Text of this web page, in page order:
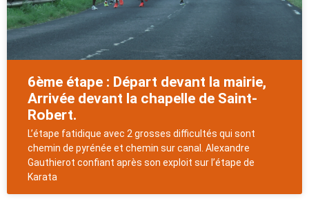
6ème étape : Départ devant la mairie,
Arrivée devant la chapelle de Saint-
Robert.
L’étape fatidique avec 2 grosses difficultés qui sont
chemin de pyrénée et chemin sur canal. Alexandre
Gauthierot confiant après son exploit sur l’étape de
Karata